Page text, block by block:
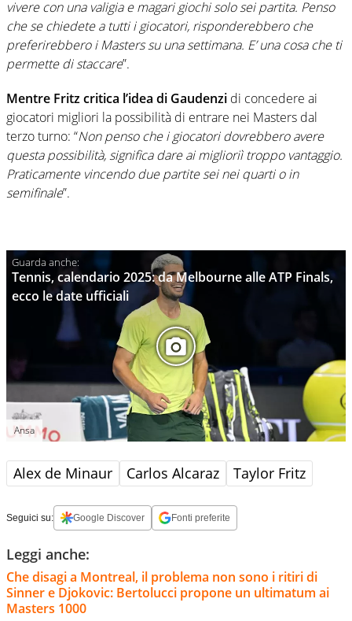
vivere con una valigia e magari giochi solo sei partita. Penso
che se chiedete a tutti i giocatori, risponderebbero che
preferirebbero i Masters su una settimana. E’ una cosa che ti
permette di staccare”.
Mentre Fritz critica l’idea di Gaudenzi di concedere ai
giocatori migliori la possibilità di entrare nei Masters dal
terzo turno: “Non penso che i giocatori dovrebbero avere
questa possibilità, significa dare ai miglioriì troppo vantaggio.
Praticamente vincendo due partite sei nei quarti o in
semifinale”.
Tennis, calendario 2025: da Melbourne alle ATP Finals,
ecco le date ufficiali
Ansa
Alex de Minaur Carlos Alcaraz Taylor Fritz
Seguici su: Google Discover Fonti preferite
Leggi anche:
Che disagi a Montreal, il problema non sono i ritiri di
Sinner e Djokovic: Bertolucci propone un ultimatum ai
Masters 1000